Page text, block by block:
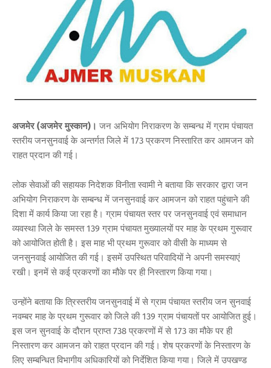
अजमेर (अजमेर मुस्कान)। जन अभियोग निराकरण के सम्बन्ध में ग्राम पंचायत
स्तरीय जनसुनवाई के अन्तर्गत जिले में 173 प्रकरण निस्तारित कर आमजन को
राहत प्रदान की गई।
लोक सेवाओं की सहायक निदेशक विनीता स्वामी ने बताया कि सरकार द्वारा जन
अभियोग निराकरण के सम्बन्ध में जनसुनवाई कर आमजन को राहत पहुंचाने की
दिशा में कार्य किया जा रहा है। ग्राम पंचायत स्तर पर जनसुनवाई एवं समाधान
व्यवस्था जिले के समस्त 139 ग्राम पंचायत मुख्यालयों पर माह के प्रथम गुरूवार
को आयोजित होती है। इस माह भी प्रथम गुरूवार को वीसी के माध्यम से
जनसुनवाई आयोजित की गई। इसमें उपस्थित परिवादियों ने अपनी समस्याएं
रखी। इनमें से कई प्रकरणों का मौके पर ही निस्तारण किया गया।
उन्होंने बताया कि त्रिस्तरीय जनसुनवाई में से ग्राम पंचायत स्तरीय जन सुनवाई
नवम्बर माह के प्रथम गुरूवार को जिले की 139 ग्राम पंचायतों पर आयोजित हुई।
इस जन सुनवाई के दौरान प्राप्त 738 प्रकरणों में से 173 का मौके पर ही
निस्तारण कर आमजन को राहत प्रदान की गई। शेष प्रकरणों के निस्तारण के
लिए सम्बन्धित विभागीय अधिकारियों को निर्देशित किया गया। जिले में उपखण्ड